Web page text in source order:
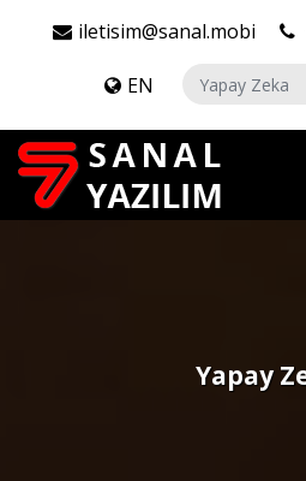
iletisim@sanal.mobi
EN
Yapay